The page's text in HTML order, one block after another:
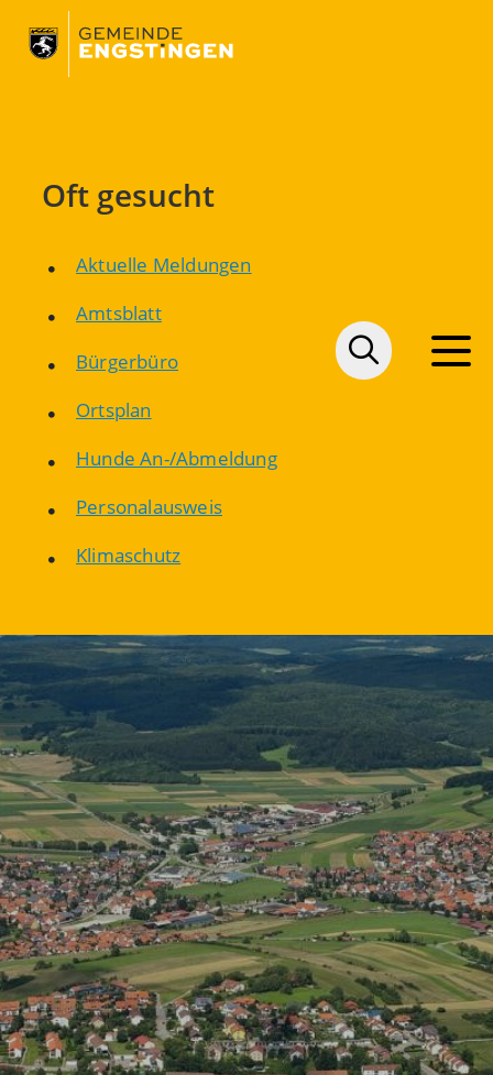
Oft gesucht
Aktuelle Meldungen
Amtsblatt
Bürgerbüro
Ortsplan
Hunde An-/Abmeldung
Personalausweis
Klimaschutz